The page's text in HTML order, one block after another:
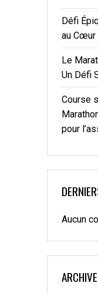
Défi
au Cœur
Le
Un Défi
Course
pour
Aucun
ARCHIVE